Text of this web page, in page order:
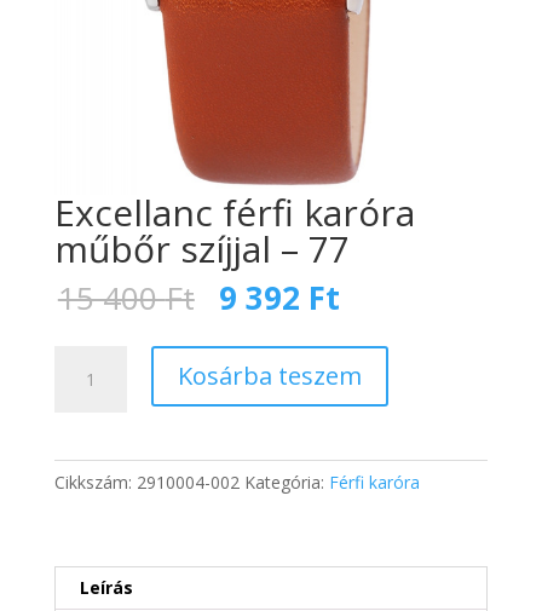
Excellanc férfi karóra
műbőr szíjjal – 77
15 400Ft Original
price
was:
15
400 Ft.
9 392 Ft
is:
9
392 Ft.
szíjjal
Kosárba teszem
Cikkszám: 2910004-002 Kategória: Férfi karóra
Leírás